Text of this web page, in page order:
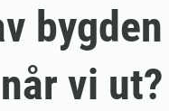
vi ut?